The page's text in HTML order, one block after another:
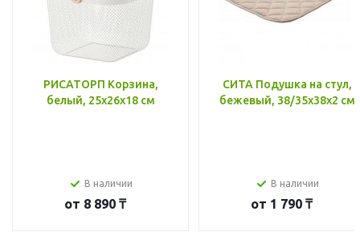
РИСАТОРП Корзина,
белый, 25x26x18 см
В наличии
от 8 890 ₸
СИТА Подушка на стул,
бежевый, 38/35x38x2 см
В наличии
от 1 790 ₸